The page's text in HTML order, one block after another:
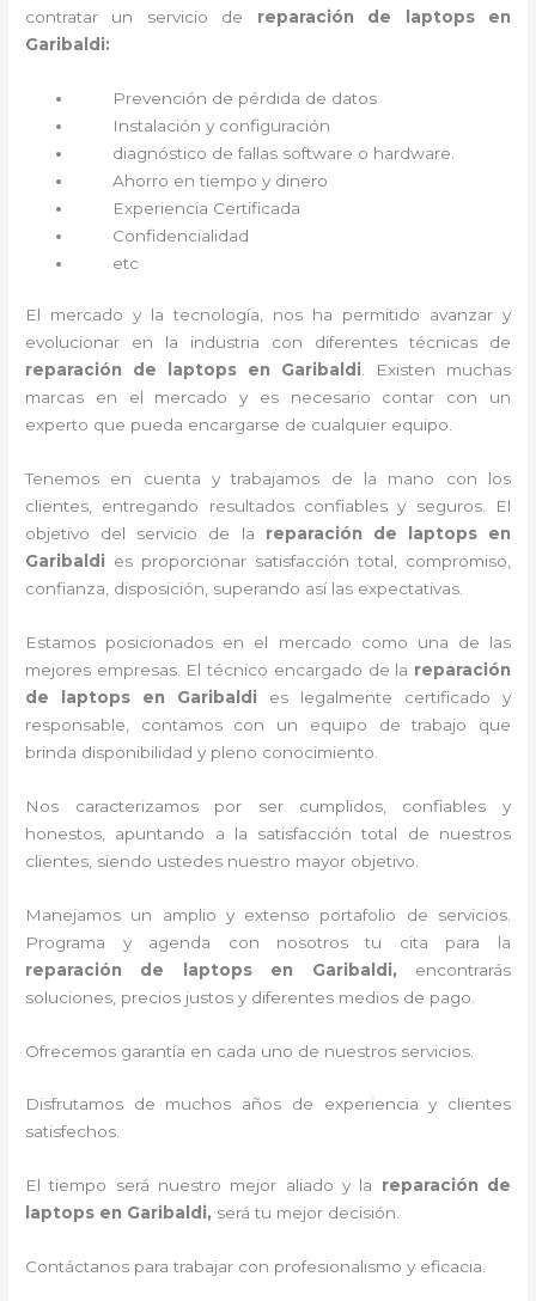
contratar un servicio de reparación de laptops en
Garibaldi:
Prevención de pérdida de datos
Instalación y configuración
diagnóstico de fallas software o hardware
Ahorro en tiempo y dinero
Experiencia Certificada
Confidencialidad
etc
El mercado y la tecnología, nos ha permitido avanzar y
evolucionar en la industria con diferentes técnicas de
reparación de laptops en Garibaldi . Existen muchas
marcas en el mercado y es necesario contar con un
experto que pueda encargarse de cualquier equipo.
Tenemos en cuenta y trabajamos de la mano con los
clientes, entregando resultados confiables y seguros. El
objetivo del servicio de la reparación de laptops en
Garibaldi es proporcionar satisfacción total, compromiso,
confianza, disposición, superando así las expectativas.
Estamos posicionados en el mercado como una de las
mejores empresas. El técnico encargado de la reparación
de laptops en Garibaldi es legalmente certificado y
responsable, contamos con un equipo de trabajo que
brinda disponibilidad y pleno conocimiento.
Nos caracterizamos por ser cumplidos, confiables y
honestos, apuntando a la satisfacción total de nuestros
clientes, siendo ustedes nuestro mayor objetivo.
Manejamos un amplio y extenso portafolio de servicios.
Programa y agenda con nosotros tu cita para la
reparación de laptops en Garibaldi, encontrarás
soluciones, precios justos y diferentes medios de pago.
Ofrecemos garantía en cada uno de nuestros servicios.
Disfrutamos de muchos años de experiencia y clientes
satisfechos.
El tiempo será nuestro mejor aliado y la reparación de
laptops en Garibaldi, será tu mejor decisión.
Contáctanos para trabajar con profesionalismo y eficacia.